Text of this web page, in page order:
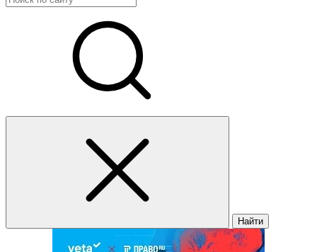
Найти